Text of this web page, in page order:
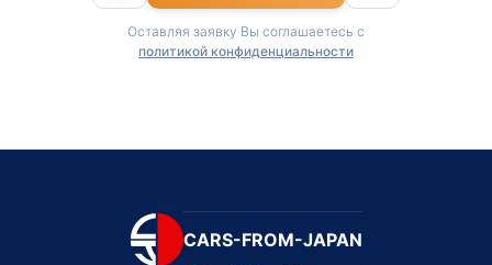
Оставляя заявку Вы соглашаетесь с
политикой конфиденциальности
CARS-FROM-JAPAN